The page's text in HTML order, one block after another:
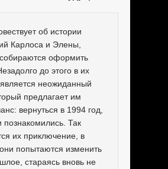
об истории
Карлоса и Элены,
оформить
до этого в их
неожиданный
предлагает им
вернуться в 1994 год,
познакомились. Так
их приключение, в
попытаются изменить
стараясь вновь не